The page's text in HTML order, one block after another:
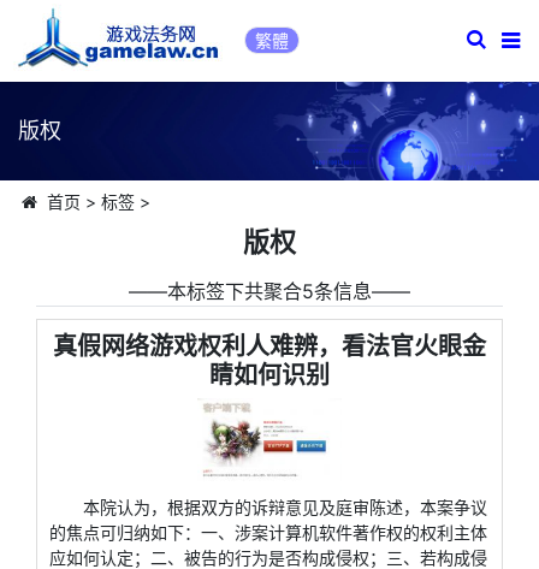
繁體
版权
首页 > 标签>
版权
――本标签下共聚合5条信息――
真假网络游戏权利人难辨，看法官火眼金
睛如何识别
本院认为，根据双方的诉辩意见及庭审陈述，本案争议
的焦点可归纳如下：一、涉案计算机软件著作权的权利主体
应如何认定；二、被告的行为是否构成侵权；三、若构成侵